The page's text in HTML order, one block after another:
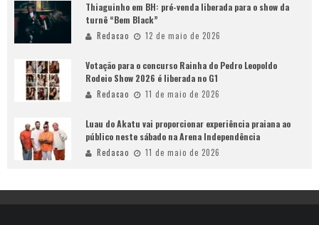
Thiaguinho em BH: pré-venda liberada para o show da
turnê “Bem Black”
Redacao 12 de maio de 2026
Votação para o concurso Rainha do Pedro Leopoldo
Rodeio Show 2026 é liberada no G1
Redacao 11 de maio de 2026
Luau do Akatu vai proporcionar experiência praiana ao
público neste sábado na Arena Independência
Redacao 11 de maio de 2026